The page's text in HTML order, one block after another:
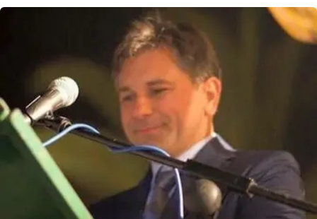
Ilreggino.it
Cosenzachannel.it
Ilvibonese.it
Catanzarochannel.it